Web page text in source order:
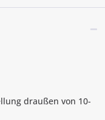
draußen von 10-